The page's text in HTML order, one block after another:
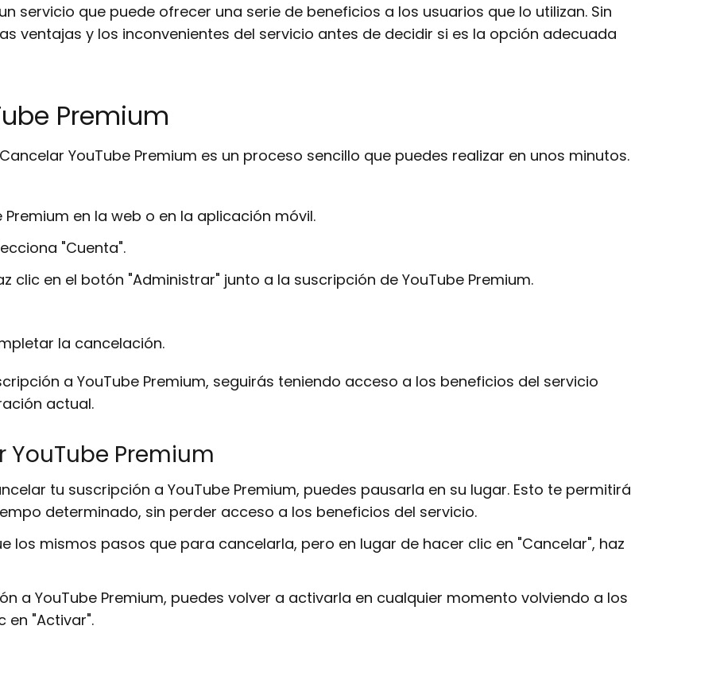
servicio que puede ofrecer una serie de beneficios a los usuarios que lo utilizan. Sin
ventajas y los inconvenientes del servicio antes de decidir si es la opción adecuada
Premium
Cancelar YouTube Premium es un proceso sencillo que puedes realizar en unos minutos.
en la web o en la aplicación móvil.
"Cuenta".
clic en el botón "Administrar" junto a la suscripción de YouTube Premium.
la cancelación.
a YouTube Premium, seguirás teniendo acceso a los beneficios del servicio
actual.
Premium
tu suscripción a YouTube Premium, puedes pausarla en su lugar. Esto te permitirá
determinado, sin perder acceso a los beneficios del servicio.
los mismos pasos que para cancelarla, pero en lugar de hacer clic en "Cancelar", haz
a YouTube Premium, puedes volver a activarla en cualquier momento volviendo a los
en "Activar".